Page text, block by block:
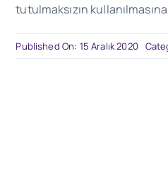
tutulmaksızın kullanılmasına
Published On: 15 Aralık 2020